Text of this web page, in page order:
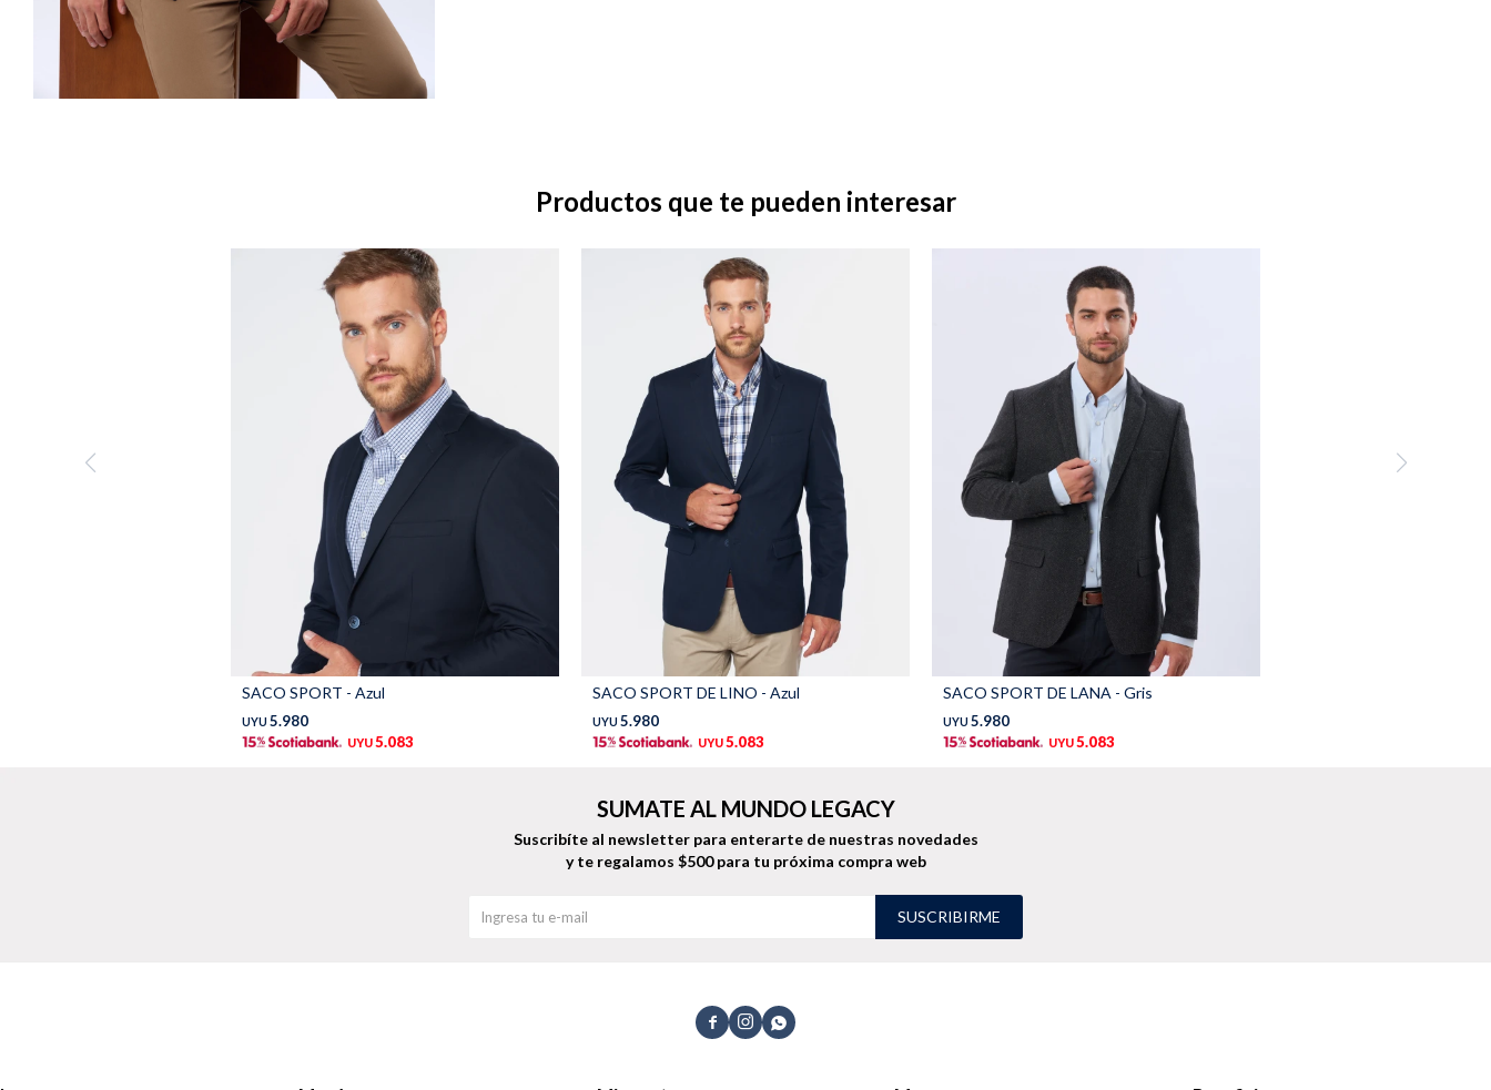
Productos que te pueden interesar
SACO SPORT - Azul
UYU 5.980
UYU5.083
SACO SPORT DE LINO - Azul
UYU 5.980
UYU5.083
SACO SPORT DE LANA - Gris
UYU 5.980
UYU5.083
  
SUMATE AL MUNDO LEGACY
Suscribíte al newsletter para enterarte de nuestras novedades
y te regalamos $500 para tu próxima compra web
SUSCRIBIRME